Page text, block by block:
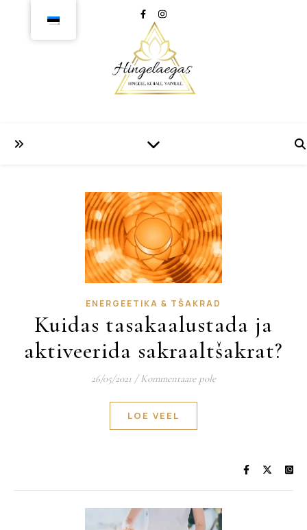
ENERGEETIKA & TŠAKRAD
Kuidas tasakaalustada ja
aktiveerida sakraaltšakrat?
26/05/2021 / Kommentaare pole
LOE VEEL